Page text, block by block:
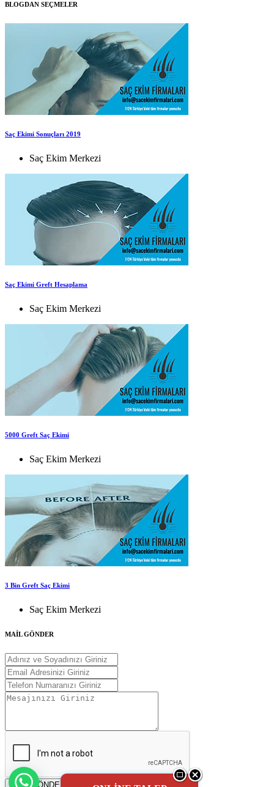
BLOGDAN SEÇMELER
Saç Ekimi Sonuçları 2019
Saç Ekim Merkezi
Saç Ekimi Greft Hesaplama
Saç Ekim Merkezi
5000 Greft Saç Ekimi
Saç Ekim Merkezi
3 Bin Greft Saç Ekimi
Saç Ekim Merkezi
MAİL GÖNDER
MAİL GÖNDER